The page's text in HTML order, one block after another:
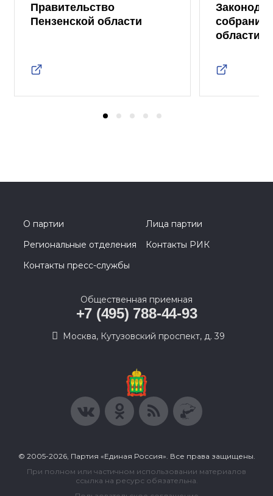
Правительство
Пензенской области
собрание
области
О партии
Лица партии
Региональные отделения
Контакты РИК
Контакты пресс-службы
Общественная приемная
+7 (495) 788-44-93
Москва, Кутузовский проспект, д. 39
© 2005-2026, Партия «Единая Россия». Все права защищены.
При полном или частичном использовании материалов
ссылка на ресурс обязательна.